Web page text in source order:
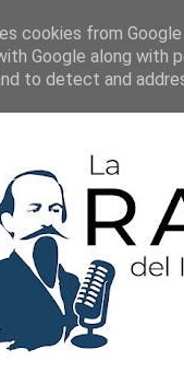
cookies from
Google along with
to detect and